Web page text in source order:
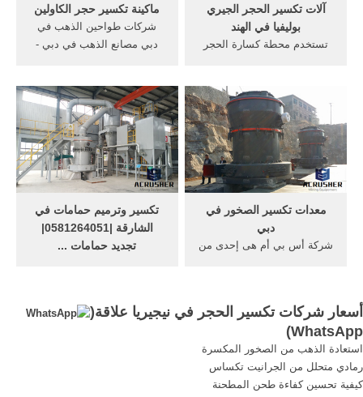
ماكينة تكسير حجر الكاولين
شركات طواحين الذهب في
دبي مصانع الذهب في دبي -
احجار عناوين مراكز بيع ماكينات
الشحن حسب أسعار شركات
شركات بيع طواحين .
آلات تكسير الحجر الجيري
بوليفيا في الهند
تستخدم محطة كسارة الحجر
موبايل كسارة الحجارة لبيع,
100 الهيدروكربونات النفطية
محطة كسارة الحجر ناوا 120
50 tph >30 tph مسحوق في
الهند, مئه طن في .
تكسير وترميم حمامات في
الشارقة |0581264051|
تجديد حمامات ...
الأبد وحان الوقت لإغلاقه ، أو
معدات تكسير الصخور في
دبي
شركة أس بي أم هى إحدى من
أخبار التعدين > اسعار كسارات
صغيرة للبيع فى اسعار .
أسعار شركات تكسير الحجر في نيجيريا علاقة(
WhatsApp
)
استعادة الذهب من الصخور المكسرة
رمادي متحلل من الجرانيت تكساس
كيفية تحسين كفاءة طحن المطحنة